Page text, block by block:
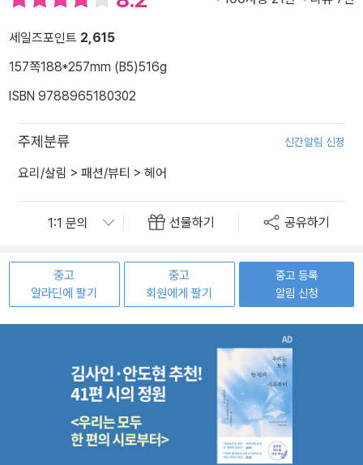
세일즈포인트 2,615
157쪽188*257mm (B5)516g
ISBN 9788965180302
주제분류 신간알림 신청
요리/살림 > 패션/뷰티 > 헤어
선물하기 공유하기
중고
알라딘에 팔기
중고
회원에게 팔기
중고 등록
알림 신청